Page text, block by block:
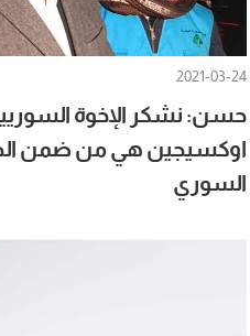
2021-03-24
حسن: نشكر الإخوة
اوكسيجين هي من ضمن
السوري